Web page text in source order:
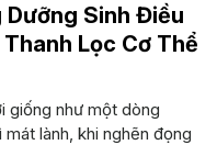
Dưỡng Sinh Điều
Lọc Cơ Thể
giống như một dòng
lành, khi nghẽn đọng